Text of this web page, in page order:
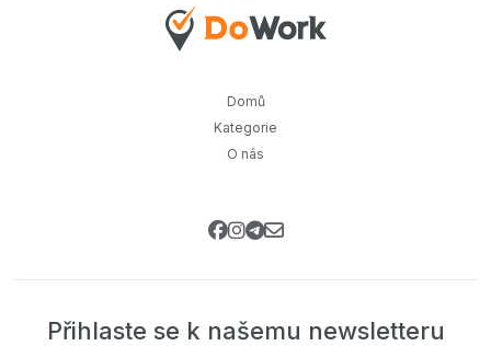
Domů
Kategorie
O nás
Přihlaste se k našemu newsletteru